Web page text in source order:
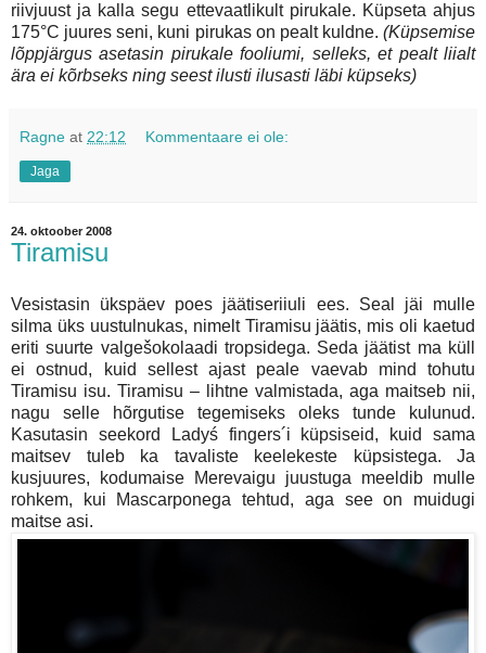
riivjuust ja kalla segu ettevaatlikult pirukale. Küpseta ahjus
175°C juures seni, kuni pirukas on pealt kuldne. (Küpsemise
lõppjärgus asetasin pirukale fooliumi, selleks, et pealt liialt
ära ei kõrbseks ning seest ilusti ilusasti läbi küpseks)
Ragne at 22:12 Kommentaare ei ole:
Jaga
24. oktoober 2008
Tiramisu
Vesistasin ükspäev poes jäätiseriiuli ees. Seal jäi mulle
silma üks uustulnukas, nimelt Tiramisu jäätis, mis oli kaetud
eriti suurte valgešokolaadi tropsidega. Seda jäätist ma küll
ei ostnud, kuid sellest ajast peale vaevab mind tohutu
Tiramisu isu. Tiramisu – lihtne valmistada, aga maitseb nii,
nagu selle hõrgutise tegemiseks oleks tunde kulunud.
Kasutasin seekord Ladyś fingers´i küpsiseid, kuid sama
maitsev tuleb ka tavaliste keelekeste küpsistega. Ja
kusjuures, kodumaise Merevaigu juustuga meeldib mulle
rohkem, kui Mascarponega tehtud, aga see on muidugi
maitse asi.